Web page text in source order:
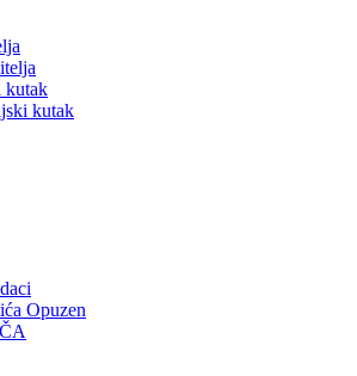
kutak
kutak
Opuzen